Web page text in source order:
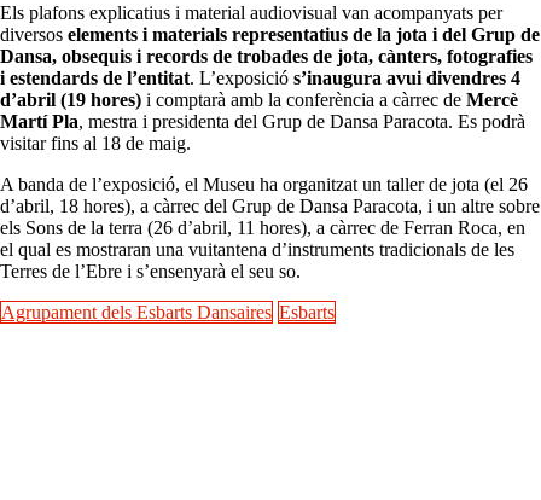
Els plafons explicatius i material audiovisual van acompanyats per
diversos elements i materials representatius de la jota i del Grup de
Dansa, obsequis i records de trobades de jota, cànters, fotografies
i estendards de l’entitat. L’exposició s’inaugura avui divendres 4
d’abril (19 hores) i comptarà amb la conferència a càrrec de Mercè
Martí Pla, mestra i presidenta del Grup de Dansa Paracota. Es podrà
visitar fins al 18 de maig.
A banda de l’exposició, el Museu ha organitzat un taller de jota (el 26
d’abril, 18 hores), a càrrec del Grup de Dansa Paracota, i un altre sobre
els Sons de la terra (26 d’abril, 11 hores), a càrrec de Ferran Roca, en
el qual es mostraran una vuitantena d’instruments tradicionals de les
Terres de l’Ebre i s’ensenyarà el seu so.
Agrupament dels Esbarts Dansaires Esbarts